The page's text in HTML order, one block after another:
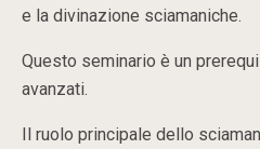
e la divinazione sciamaniche.
Questo seminario è un
avanzati.
Il ruolo principale dello